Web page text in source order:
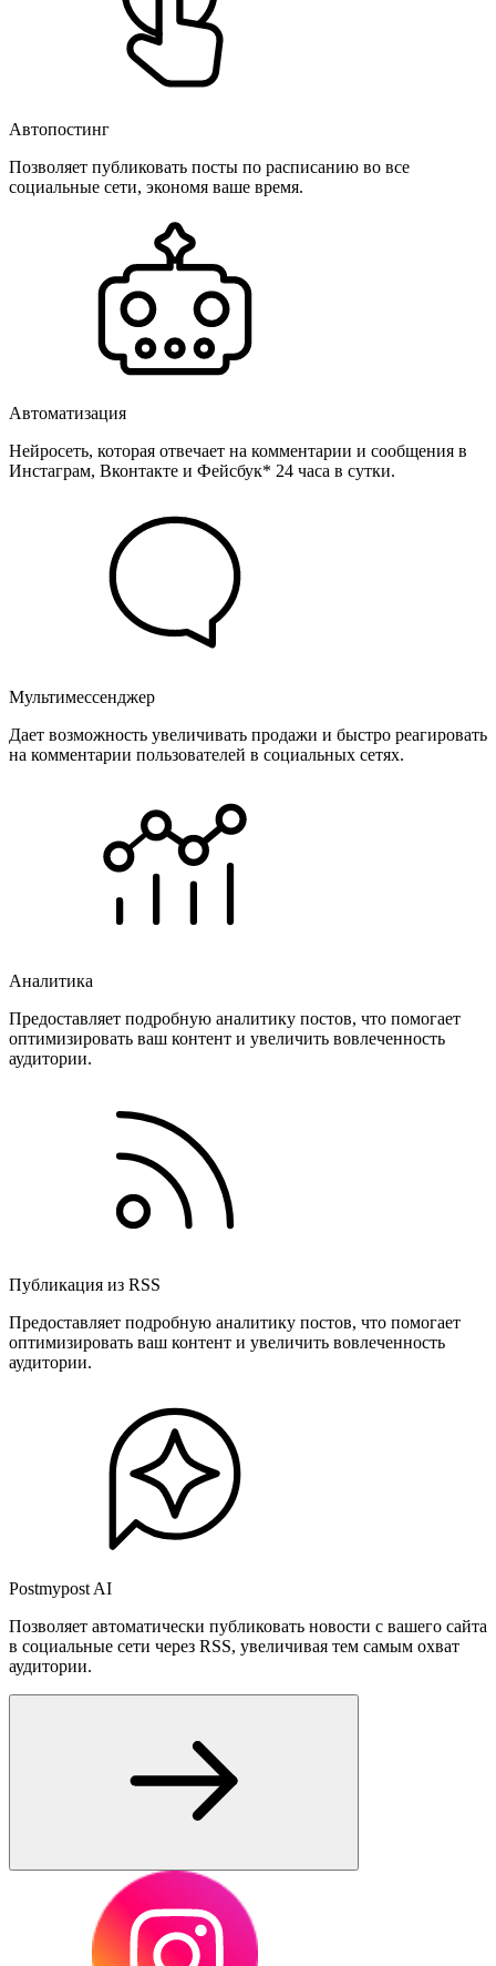
Автопостинг
Позволяет публиковать посты по расписанию во все
социальные сети, экономя ваше время.
Автоматизация
Нейросеть, которая отвечает на комментарии и сообщения в
Инстаграм, Вконтакте и Фейсбук* 24 часа в сутки.
Мультимессенджер
Дает возможность увеличивать продажи и быстро реагировать
на комментарии пользователей в социальных сетях.
Аналитика
Предоставляет подробную аналитику постов, что помогает
оптимизировать ваш контент и увеличить вовлеченность
аудитории.
Публикация из RSS
Предоставляет подробную аналитику постов, что помогает
оптимизировать ваш контент и увеличить вовлеченность
аудитории.
Postmypost AI
Позволяет автоматически публиковать новости с вашего сайта
в социальные сети через RSS, увеличивая тем самым охват
аудитории.